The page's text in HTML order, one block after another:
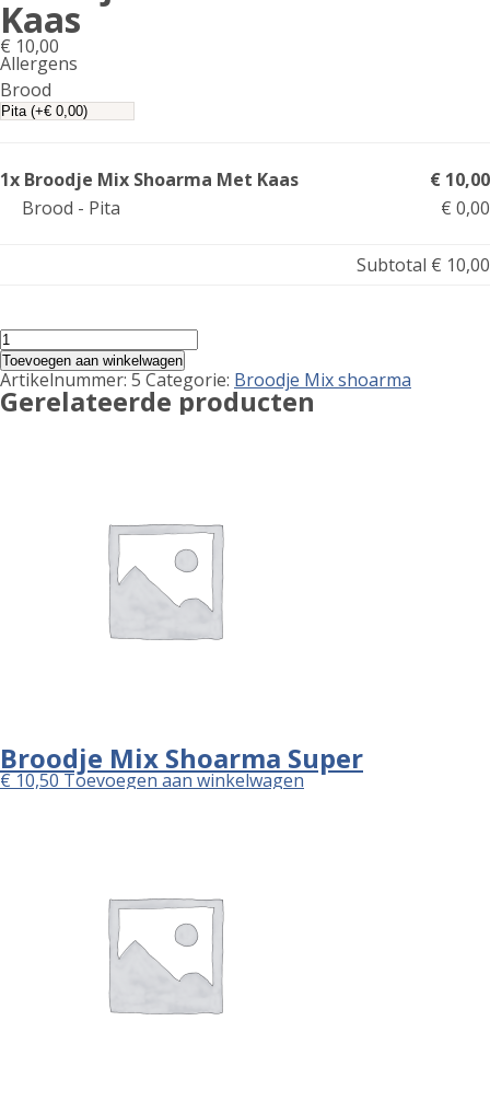
Kaas
€ 10,00
Allergens
Product
allergen
Brood
1x Broodje Mix Shoarma Met Kaas
€ 10,00
Brood - Pita
€ 0,00
Subtotal € 10,00
Broodje
Mix
Shoarma
Met
Kaas
Toevoegen aan winkelwagen
Artikelnummer: 5 Categorie: Broodje Mix shoarma
Gerelateerde producten
Broodje Mix Shoarma Super
€10,50Toevoegen aan winkelwagen